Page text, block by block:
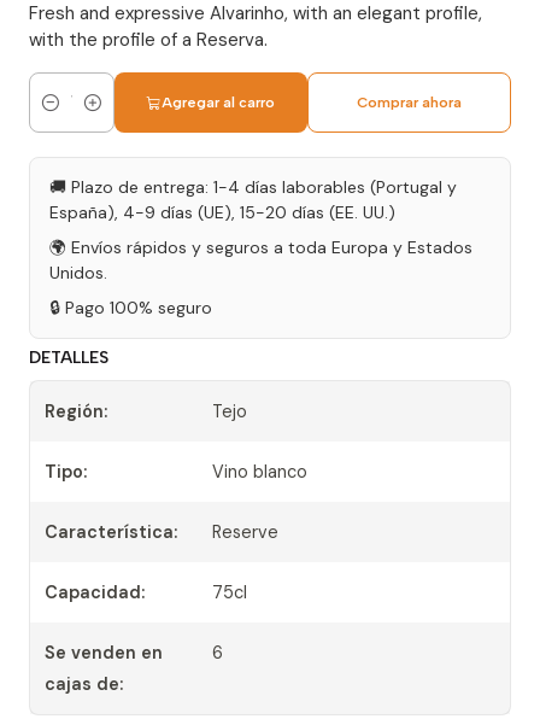
Fresh and expressive Alvarinho, with an elegant profile,
with the profile of a Reserva.
Cantidad
Agregar al carro Comprar ahora
🚚 Plazo de entrega: 1-4 días laborables (Portugal y
España), 4-9 días (UE), 15-20 días (EE. UU.)
🌍 Envíos rápidos y seguros a toda Europa y Estados
Unidos.
🔒 Pago 100% seguro
DETALLES
Región: Tejo
Tipo: Vino blanco
Característica: Reserve
Capacidad: 75cl
Se venden en
cajas de:
6